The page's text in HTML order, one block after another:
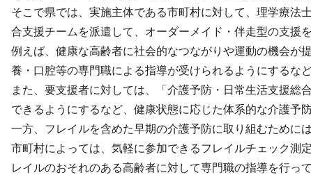
そこで県では、実施主体である市町村に対して、理学療法
合支援チームを派遣して、オーダーメイド・伴走型の支援
例えば、健康な高齢者に社会的なつながりや運動の機会が
養・口腔等の専門職による指導が受けられるようにするな
また、要支援者に対しては、「介護予防・日常生活支援
できるようにするなど、健康状態に応じた体系的な介護予
一方、フレイルを含めた早期の介護予防に取り組むために
市町村によっては、気軽に参加できるフレイルチェック測
レイルのおそれのある高齢者に対して専門職の指導を行っ